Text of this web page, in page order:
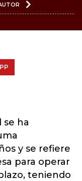
se ha
y se refiere
para operar
teniendo